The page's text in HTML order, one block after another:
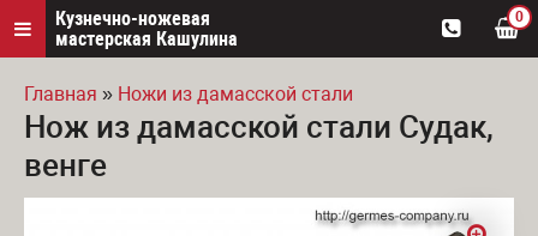
Кузнечно-ножевая
мастерская Кашулина
0
Вы здесь
Главная » Ножи из дамасской стали
Нож из дамасской стали Судак,
венге